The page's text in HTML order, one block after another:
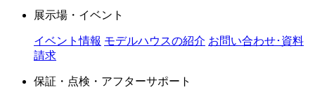
展示場・イベント
イベント情報 モデルハウスの紹介 お問い合わせ･資料
請求
保証・点検・アフターサポート